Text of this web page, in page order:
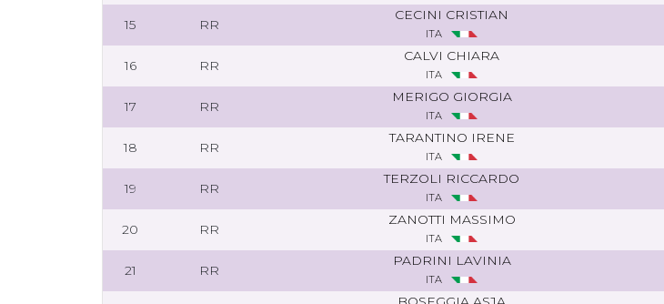
15 RR
CECINI CRISTIAN
ITA
16 RR
CALVI CHIARA
ITA
17 RR
MERIGO GIORGIA
ITA
18 RR
TARANTINO IRENE
ITA
19 RR
TERZOLI RICCARDO
ITA
20 RR
ZANOTTI MASSIMO
ITA
21 RR
PADRINI LAVINIA
ITA